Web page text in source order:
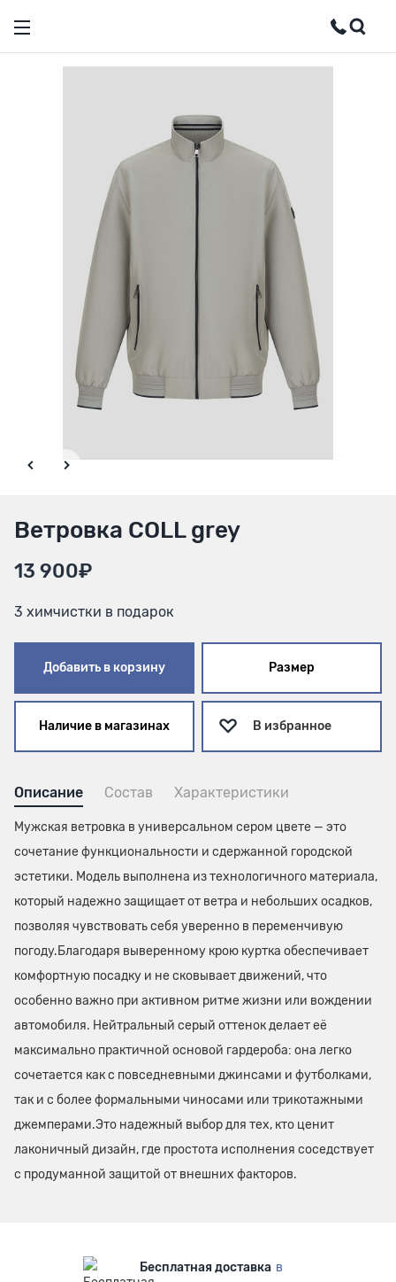
Ветровка COLL grey
13 900₽
3 химчистки в подарок
Добавить в корзину Размер
Наличие в магазинах В избранное
Описание Состав Характеристики
Мужская ветровка в универсальном сером цвете — это
сочетание функциональности и сдержанной городской
эстетики. Модель выполнена из технологичного материала,
который надежно защищает от ветра и небольших осадков,
позволяя чувствовать себя уверенно в переменчивую
погоду.Благодаря выверенному крою куртка обеспечивает
комфортную посадку и не сковывает движений, что
особенно важно при активном ритме жизни или вождении
автомобиля. Нейтральный серый оттенок делает её
максимально практичной основой гардероба: она легко
сочетается как с повседневными джинсами и футболками,
так и с более формальными чиносами или трикотажными
джемперами.Это надежный выбор для тех, кто ценит
лаконичный дизайн, где простота исполнения соседствует
с продуманной защитой от внешних факторов.
Бесплатная доставка в